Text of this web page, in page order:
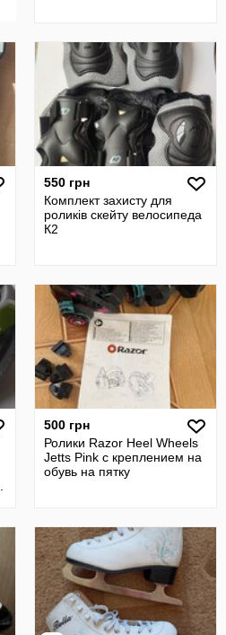
550 грн
Комплект захисту для
роликів скейту велосипеда
К2
500 грн
Ролики Razor Heel Wheels
Jetts Pink с креплением на
обувь на пятку